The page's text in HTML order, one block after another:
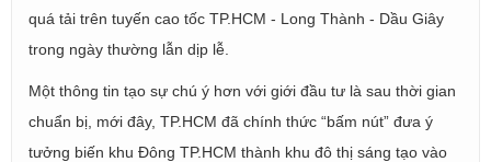
quá tải trên tuyến cao tốc TP.HCM - Long Thành - Dầu Giây
trong ngày thường lẫn dịp lễ.
Một thông tin tạo sự chú ý hơn với giới đầu tư là sau thời gian
chuẩn bị, mới đây, TP.HCM đã chính thức “bấm nút” đưa ý
tưởng biến khu Đông TP.HCM thành khu đô thị sáng tạo vào